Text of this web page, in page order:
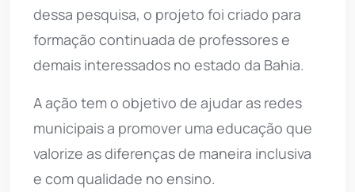
dessa pesquisa, o projeto foi criado para
formação continuada de professores e
demais interessados no estado da Bahia.
A ação tem o objetivo de ajudar as redes
municipais a promover uma educação que
valorize as diferenças de maneira inclusiva
e com qualidade no ensino.